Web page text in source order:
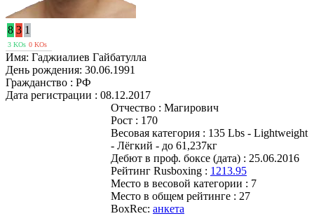
8 3 1
3 KOs 0 KOs
Имя: Гаджиалиев Гайбатулла
День рождения: 30.06.1991
Гражданство : РФ
Дата регистрации : 08.12.2017
Отчество : Магирович
Рост : 170
Весовая категория : 135 Lbs - Lightweight
- Лёгкий - до 61,237кг
Дебют в проф. боксе (дата) : 25.06.2016
Рейтинг Rusboxing : 1213.95
Место в весовой категории : 7
Место в общем рейтинге : 27
BoxRec: анкета